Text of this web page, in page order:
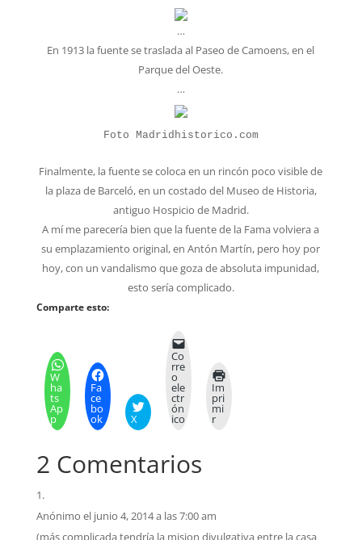
…
En 1913 la fuente se traslada al Paseo de Camoens, en el
Parque del Oeste.
…
Foto Madridhistorico.com
Finalmente, la fuente se coloca en un rincón poco visible de
la plaza de Barceló, en un costado del Museo de Historia,
antiguo Hospicio de Madrid.
A mí me parecería bien que la fuente de la Fama volviera a
su emplazamiento original, en Antón Martín, pero hoy por
hoy, con un vandalismo que goza de absoluta impunidad,
esto sería complicado.
Comparte esto:
W
ha
ts
Ap
p
Fa
ce
bo
ok X
Co
rre
o
ele
ctr
ón
ico
Im
pri
mi
r
2 Comentarios
Anónimo el junio 4, 2014 a las 7:00 am
(más complicada tendría la mision divulgativa entre la casa